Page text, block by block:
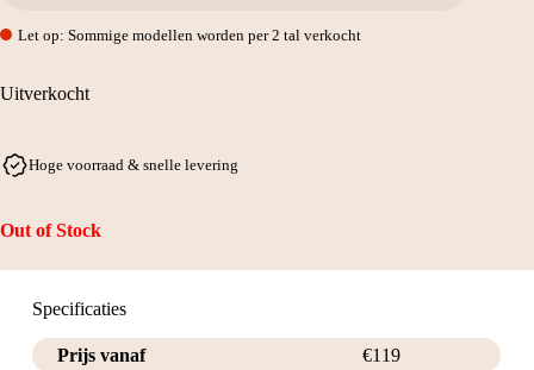
Let op: Sommige modellen worden per 2 tal verkocht
Uitverkocht
Hoge voorraad & snelle levering
Out of Stock
Specificaties
Prijs vanaf €119